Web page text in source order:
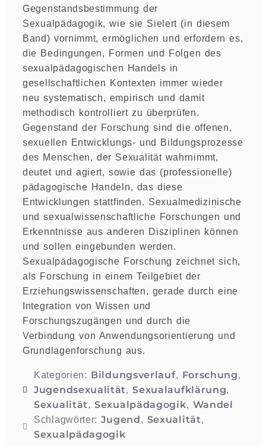
Gegenstandsbestimmung der
Sexualpädagogik, wie sie Sielert (in diesem
Band) vornimmt, ermöglichen und erfordern es,
die Bedingungen, Formen und Folgen des
sexualpädagogischen Handels in
gesellschaftlichen Kontexten immer wieder
neu systematisch, empirisch und damit
methodisch kontrolliert zu überprüfen.
Gegenstand der Forschung sind die offenen,
sexuellen Entwicklungs- und Bildungsprozesse
des Menschen, der Sexualität wahrnimmt,
deutet und agiert, sowie das (professionelle)
pädagogische Handeln, das diese
Entwicklungen stattfinden. Sexualmedizinische
und sexualwissenschaftliche Forschungen und
Erkenntnisse aus anderen Disziplinen können
und sollen eingebunden werden.
Sexualpädagogische Forschung zeichnet sich,
als Forschung in einem Teilgebiet der
Erziehungswissenschaften, gerade durch eine
Integration von Wissen und
Forschungszugängen und durch die
Verbindung von Anwendungsorientierung und
Grundlagenforschung aus.
Kategorien: Bildungsverlauf, Forschung,
Jugendsexualität,Sexualaufklärung,
Sexualität, Sexualpädagogik, Wandel
Schlagwörter:Jugend, Sexualität,
Sexualpädagogik